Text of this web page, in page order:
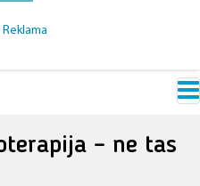
Reklama
– ne tas